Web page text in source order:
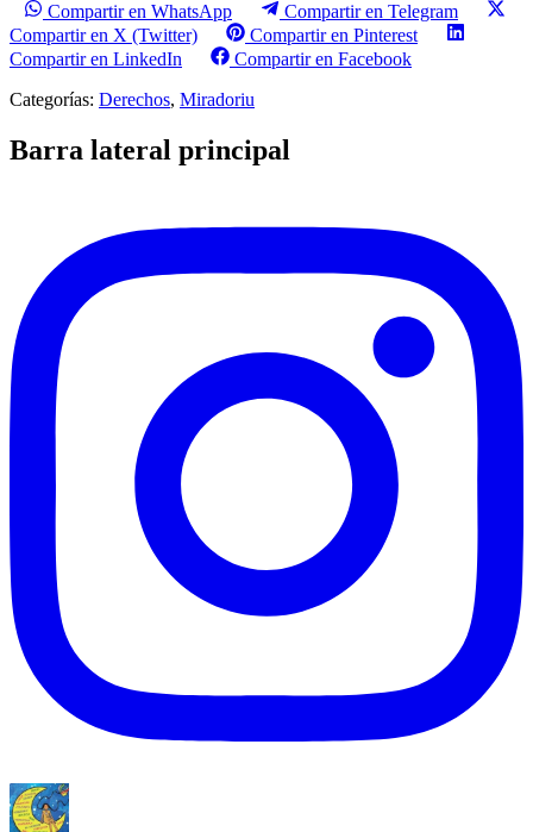
Compartir en WhatsApp
Compartir en Telegram
Compartir en X (Twitter)
Compartir en Pinterest
Compartir en LinkedIn
Compartir en Facebook
Categorías: Derechos, Miradoriu
Barra lateral principal